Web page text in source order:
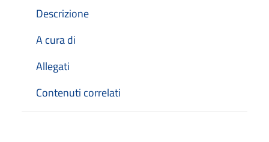
Descrizione
A cura di
Allegati
Contenuti correlati